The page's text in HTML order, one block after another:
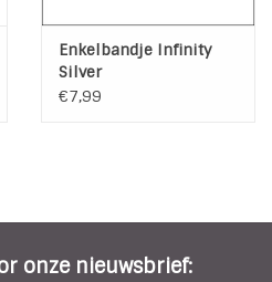
Enkelbandje Infinity
Silver
€7,99
onze nieuwsbrief: